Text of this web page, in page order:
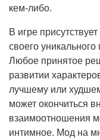
кем-либо.
В игре
своего
Любое принятое
развитии
лучшему или
может окончиться
взаимоотношения
интимное. Мод на